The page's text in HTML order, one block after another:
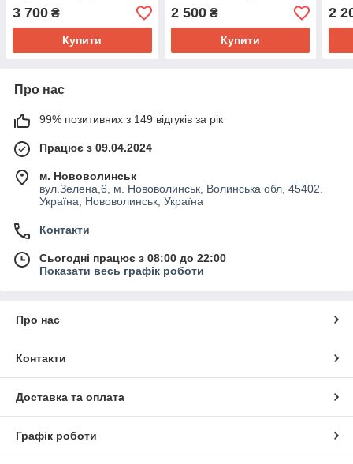
тепловізора
3 700 ₴
Купити
2 500₴
Купити
2
Про нас
99% позитивних з 149 відгуків за рік
Працює з 09.04.2024
м. Нововолинськ
вул.Зелена,6, м. Нововолинськ, Волинська обл, 45402.
Україна, Нововолинськ, Україна
Контакти
Сьогодні працює з 08:00 до 22:00
Показати весь графік роботи
Про нас
Контакти
Доставка та оплата
Графік роботи